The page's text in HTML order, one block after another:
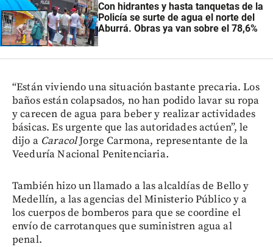
Con hidrantes y hasta tanquetas de la
Policía se surte de agua el norte del
Aburrá. Obras ya van sobre el 78,6%
“Están viviendo una situación bastante precaria. Los
baños están colapsados, no han podido lavar su ropa
y carecen de agua para beber y realizar actividades
básicas. Es urgente que las autoridades actúen”, le
dijo a CaracolJorge Carmona, representante de la
VeeduríaNacional Penitenciaria.
También hizo un llamado a las alcaldías de Bello y
Medellín, a las agencias del Ministerio Público y a
los cuerpos de bomberos para que se coordine el
envío de carrotanques que suministren agua al
penal.